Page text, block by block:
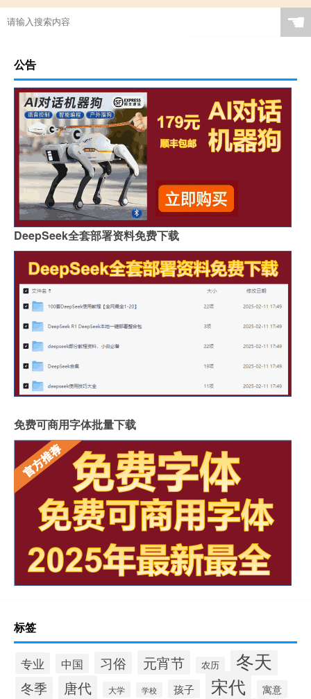
☚
公告
DeepSeek全套部署资料免费下载
免费可商用字体批量下载
标签
专业 中国 习俗 元宵节 农历 冬天
冬季 唐代 大学 学校 孩子 宋代 寓意